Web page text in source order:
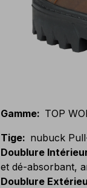
Gamme: TOP
Tige: nubuck
Doublure
et dé-absorbant,
Doublure